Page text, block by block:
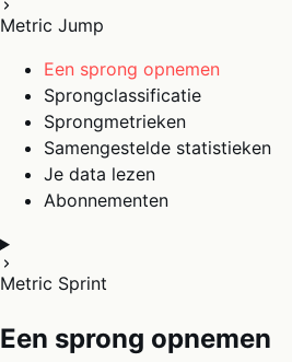
Metric Jump
Een sprong opnemen
Sprongclassificatie
Sprongmetrieken
Samengestelde statistieken
Je data lezen
Abonnementen
Metric Sprint
Een sprong opnemen